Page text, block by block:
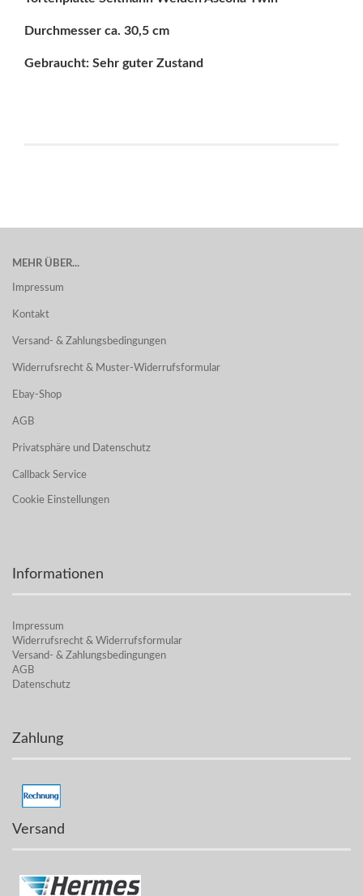
Durchmesser ca. 30,5 cm
Gebraucht: Sehr guter Zustand
MEHR ÜBER...
Impressum
Kontakt
Versand- & Zahlungsbedingungen
Widerrufsrecht & Muster-Widerrufsformular
Ebay-Shop
AGB
Privatsphäre und Datenschutz
Callback Service
Cookie Einstellungen
Informationen
Impressum
Widerrufsrecht & Widerrufsformular
Versand- & Zahlungsbedingungen
AGB
Datenschutz
Zahlung
Versand